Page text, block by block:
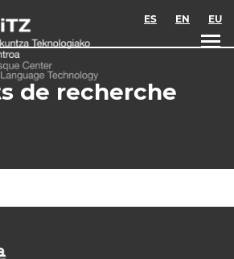
ES EN EU
de recherche